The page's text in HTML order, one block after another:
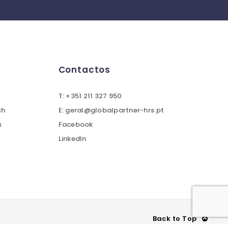
Contactos
T: +351 211 327 950
E: geral@globalpartner-hrs.pt
Facebook
LinkedIn
Back to Top